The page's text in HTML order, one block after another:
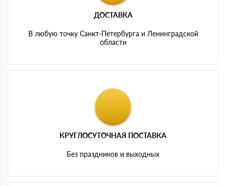
ДОСТАВКА
В любую точку Санкт-Петербурга и Ленинградской
области
КРУГЛОСУТОЧНАЯ ПОСТАВКА
Без праздников и выходных